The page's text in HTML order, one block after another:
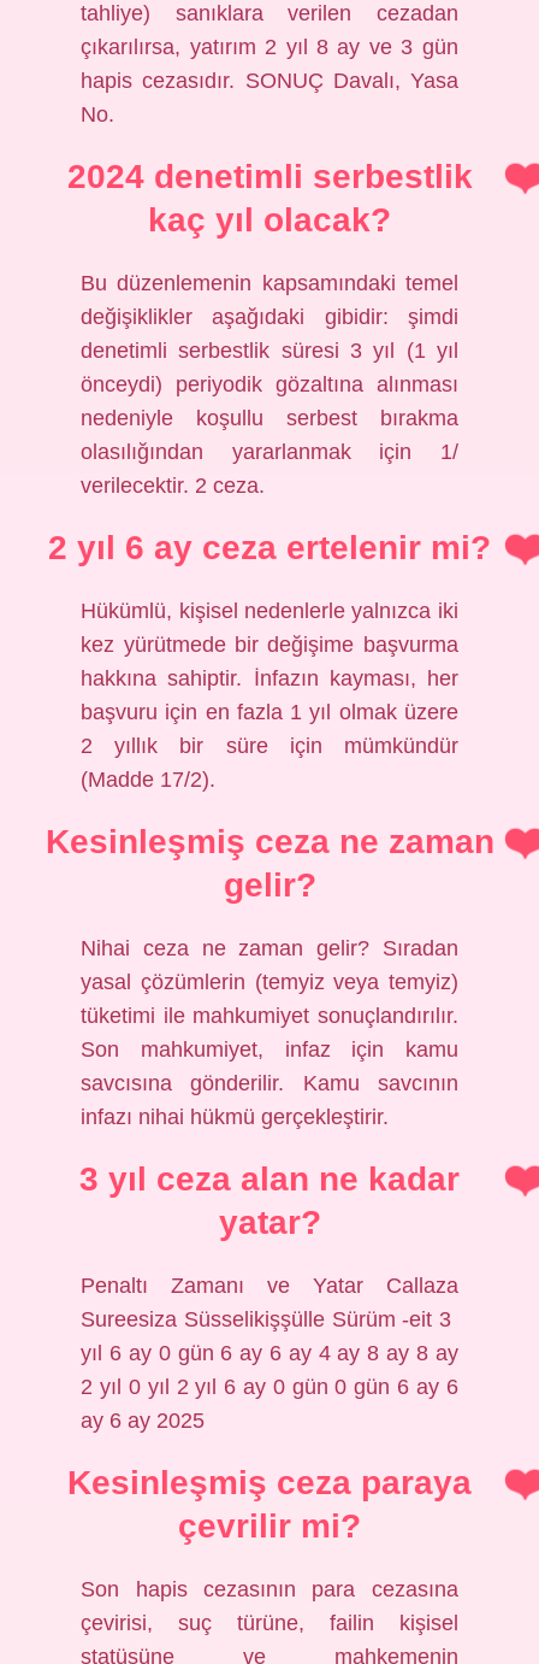
tahliye) sanıklara verilen cezadan
çıkarılırsa, yatırım 2 yıl 8 ay ve 3 gün
hapis cezasıdır. SONUÇ Davalı, Yasa
No.
2024 denetimli serbestlik
kaç yıl olacak?
Bu düzenlemenin kapsamındaki temel
değişiklikler aşağıdaki gibidir: şimdi
denetimli serbestlik süresi 3 yıl (1 yıl
önceydi) periyodik gözaltına alınması
nedeniyle koşullu serbest bırakma
olasılığından yararlanmak için 1/
verilecektir. 2 ceza.
2 yıl 6 ay ceza ertelenir mi?
Hükümlü, kişisel nedenlerle yalnızca iki
kez yürütmede bir değişime başvurma
hakkına sahiptir. İnfazın kayması, her
başvuru için en fazla 1 yıl olmak üzere
2 yıllık bir süre için mümkündür
(Madde 17/2).
Kesinleşmiş ceza ne zaman
gelir?
Nihai ceza ne zaman gelir? Sıradan
yasal çözümlerin (temyiz veya temyiz)
tüketimi ile mahkumiyet sonuçlandırılır.
Son mahkumiyet, infaz için kamu
savcısına gönderilir. Kamu savcının
infazı nihai hükmü gerçekleştirir.
3 yıl ceza alan ne kadar
yatar?
Penaltı Zamanı ve Yatar Callaza
Sureesiza Süsselikişşülle Sürüm -eit 3 ​​
yıl 6 ay 0 gün 6 ay 6 ay 4 ay 8 ay 8 ay
2 yıl 0 yıl 2 yıl 6 ay 0 gün 0 gün 6 ay 6
ay 6 ay 2025
Kesinleşmiş ceza paraya
çevrilir mi?
Son hapis cezasının para cezasına
çevirisi, suç türüne, failin kişisel
statüsüne ve mahkemenin